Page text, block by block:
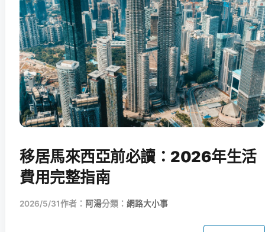
移居馬來西亞前必讀：2026年生活
費用完整指南
2026/5/31作者： 阿湯分類： 網路大小事